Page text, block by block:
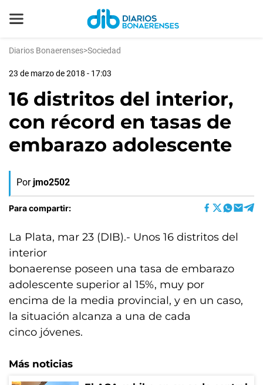
Diarios Bonaerenses>Sociedad
23 de marzo de 2018 - 17:03
16 distritos del interior,
con récord en tasas de
embarazo adolescente
Por jmo2502
Para compartir:
La Plata, mar 23 (DIB).- Unos 16 distritos del
interior
bonaerense poseen una tasa de embarazo
adolescente superior al 15%, muy por
encima de la media provincial, y en un caso,
la situación alcanza a una de cada
cinco jóvenes.
Más noticias